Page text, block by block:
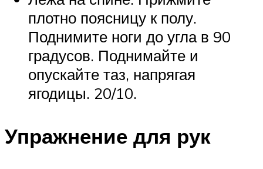
плотно поясницу к полу.
Поднимите ноги до угла в 90
градусов. Поднимайте и
опускайте таз, напрягая
ягодицы. 20/10.
Упражнение для рук